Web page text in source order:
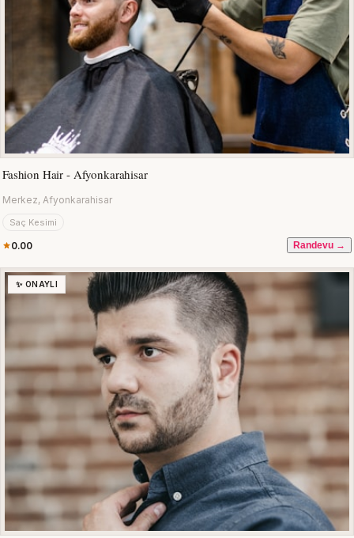
Fashion Hair - Afyonkarahisar
Merkez, Afyonkarahisar
Saç Kesimi
0.00 Randevu →
✨ ONAYLI